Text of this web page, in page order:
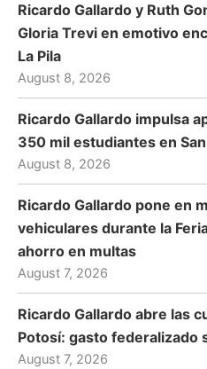
Ricardo Gallardo y Ruth
Gloria Trevi en emotivo
La Pila
August 8, 2026
Ricardo Gallardo impulsa
350 mil estudiantes en
August 8, 2026
Ricardo Gallardo pone en
vehiculares durante la
ahorro en multas
August 7, 2026
Ricardo Gallardo abre las
Potosí: gasto federalizado
August 7, 2026